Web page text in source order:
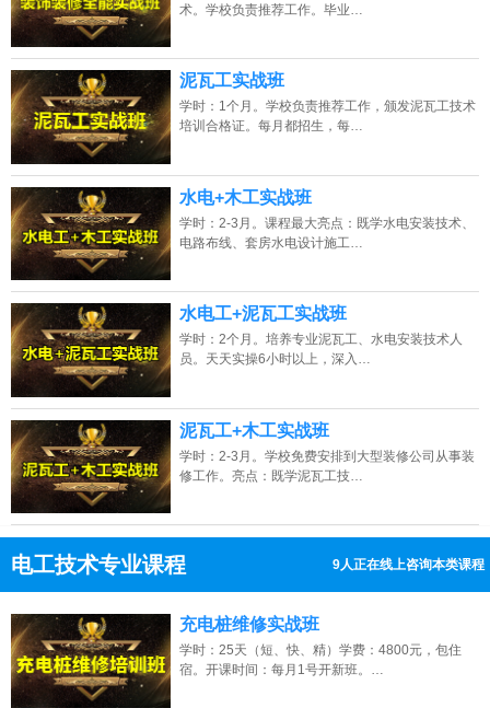
术。学校负责推荐工作。毕业…
泥瓦工实战班
学时：1个月。学校负责推荐工作，颁发泥瓦工技术
培训合格证。每月都招生，每…
水电+木工实战班
学时：2-3月。课程最大亮点：既学水电安装技术、
电路布线、套房水电设计施工…
水电工+泥瓦工实战班
学时：2个月。培养专业泥瓦工、水电安装技术人
员。天天实操6小时以上，深入…
泥瓦工+木工实战班
学时：2-3月。学校免费安排到大型装修公司从事装
修工作。亮点：既学泥瓦工技…
电工技术专业课程 16人正在线上咨询本类课程
点击免费咨询电话：13807313137
充电桩维修实战班
学时：25天（短、快、精）学费：4800元，包住
宿。开课时间：每月1号开新班。…